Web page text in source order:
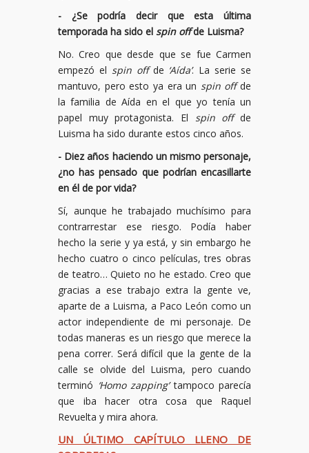
- ¿Se podría decir que esta última
temporada ha sido el spin offde Luisma?
No. Creo que desde que se fue Carmen
empezó el spin offde ‘Aída’. La serie se
mantuvo, pero esto ya era un spin offde
la familia de Aída en el que yo tenía un
papel muy protagonista. El spin offde
Luisma ha sido durante estos cinco años.
- Diez años haciendo un mismo personaje,
¿no has pensado que podrían encasillarte
en él de por vida?
Sí, aunque he trabajado muchísimo para
contrarrestar ese riesgo. Podía haber
hecho la serie y ya está, y sin embargo he
hecho cuatro o cinco películas, tres obras
de teatro… Quieto no he estado. Creo que
gracias a ese trabajo extra la gente ve,
aparte de a Luisma, a Paco León como un
actor independiente de mi personaje. De
todas maneras es un riesgo que merece la
pena correr. Será difícil que la gente de la
calle se olvide del Luisma, pero cuando
terminó ‘Homo zapping’tampoco parecía
que iba hacer otra cosa que Raquel
Revuelta y mira ahora.
UN ÚLTIMO CAPÍTULO LLENO DE